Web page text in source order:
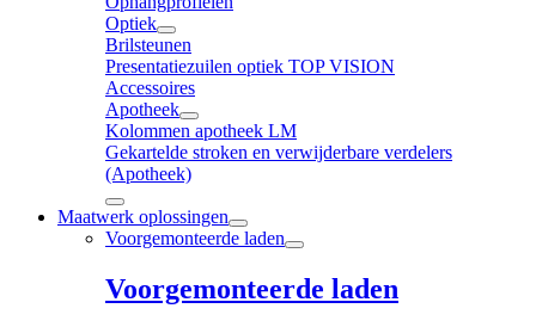
Optiek
Brilsteunen
Presentatiezuilen optiek TOP VISION
Accessoires
Apotheek
Kolommen apotheek LM
Gekartelde stroken en verwijderbare verdelers
(Apotheek)
Maatwerk oplossingen
Voorgemonteerde laden
Voorgemonteerde laden